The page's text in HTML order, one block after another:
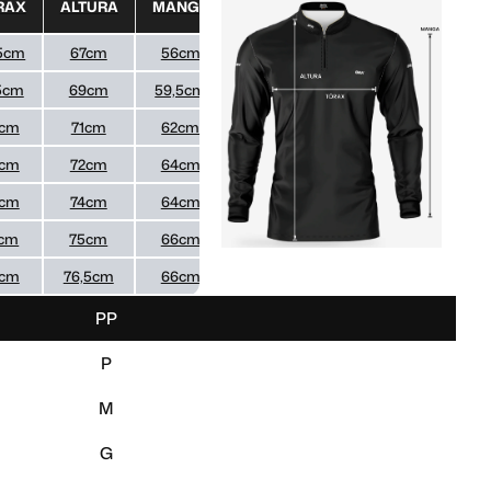
ALTURA MANGA
67cm
56cm
69cm
59,5cm
71cm
62cm
72cm
64cm
74cm
64cm
75cm
66cm
76,5cm 66cm
PP
P
M
G